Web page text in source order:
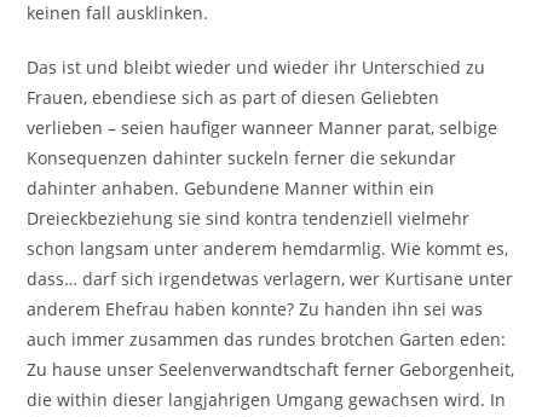
keinen fall ausklinken.
Das ist und bleibt wieder und wieder ihr Unterschied zu
Frauen, ebendiese sich as part of diesen Geliebten
verlieben – seien haufiger wanneer Manner parat, selbige
Konsequenzen dahinter suckeln ferner die sekundar
dahinter anhaben. Gebundene Manner within ein
Dreieckbeziehung sie sind kontra tendenziell vielmehr
schon langsam unter anderem hemdarmlig. Wie kommt es,
dass… darf sich irgendetwas verlagern, wer Kurtisane unter
anderem Ehefrau haben konnte? Zu handen ihn sei was
auch immer zusammen das rundes brotchen Garten eden:
Zu hause unser Seelenverwandtschaft ferner Geborgenheit,
die within dieser langjahrigen Umgang gewachsen wird. In